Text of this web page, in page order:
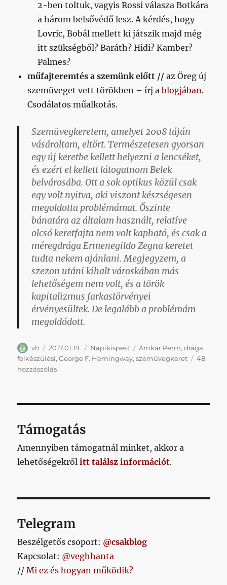
2-ben toltuk, vagyis Rossi válasza Botkára
a három belsővédő lesz. A kérdés, hogy
Lovric, Bobál mellett ki játszik majd még
itt szükségből? Baráth? Hidi? Kamber?
Palmes?
műfajteremtés a szemünk előtt //az Öreg új
szemüveget vett törökben – írj ablogjában.
Csodálatos műalkotás.
Szemüvegkeretem, amelyet 2008 táján
vásároltam, eltört. Természetesen gyorsan
egy új keretbe kellett helyezni a lencséket,
és ezért el kellett látogatnom Belek
belvárosába. Ott a sok optikus közül csak
egy volt nyitva, aki viszont készségesen
megoldotta problémámat. Őszinte
bánatára az általam használt, relatíve
olcsó keretfajta nem volt kapható, és csak a
méregdrága Ermenegildo Zegna keretet
tudta nekem ajánlani. Megjegyzem, a
szezon utáni kihalt városkában más
lehetőségem nem volt, és a török
kapitalizmus farkastörvényei
érvényesültek. De legalább a problémám
megoldódott.
Szerző
vh Közzétéve
2017.01.19. Kategória
Napikispest Címke
Amkar Perm,drága,
felkészülési,George F. Hemingway,szemüvegkeret
48
hozzászólásNapikispest
Támogatás
Amennyiben támogatnál minket, akkor a
lehetőségekrőlitt találsz információt.
Telegram
Beszélgetős csoport: @csakblog
Kapcsolat: @veghhanta
//Mi ez és hogyan működik?